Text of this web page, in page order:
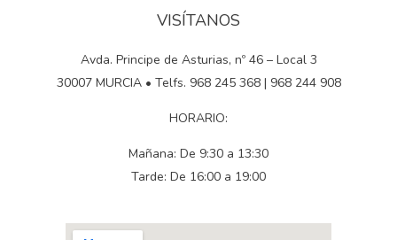
VISÍTANOS
Avda. Principe de Asturias, nº 46 – Local 3
30007 MURCIA • Telfs. 968 245 368 | 968 244 908
HORARIO:
Mañana: De 9:30 a 13:30
Tarde: De 16:00 a 19:00